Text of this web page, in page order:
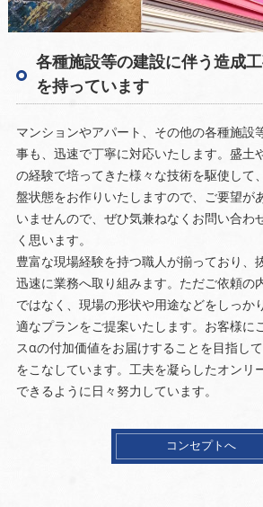
各種施設等の建設に伴う造成
を持っています
マンションやアパート、その他の各種施設
事も、迅速で丁寧に対応いたします。盛土
の経験で培ってきた様々な技術を駆使して
盤状態をお作りいたしますので、ご要望が
いませんので、ぜひ気兼ねなくお問い合わ
く思います。
豊富な現場経験を持つ職人が揃っており、
迅速に業務へ取り組みます。ただご依頼の
ではなく、現場の形状や用途などをしっか
適なプランをご提案いたします。お客様に
スαの付加価値をお届けすることを目指し
をこなしています。工夫を凝らしたオンリ
できるように日々努力しています。
コンセプトへ